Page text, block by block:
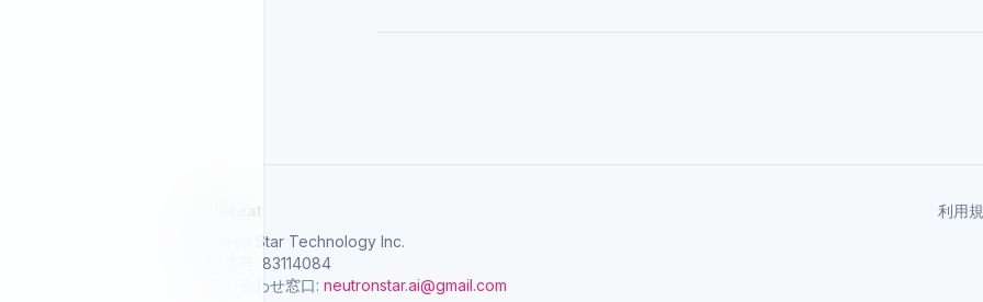
Neutron Star Technology Inc.
統一番号: 83114084
お問い合わせ窓口: neutronstar.ai@gmail.com
利用